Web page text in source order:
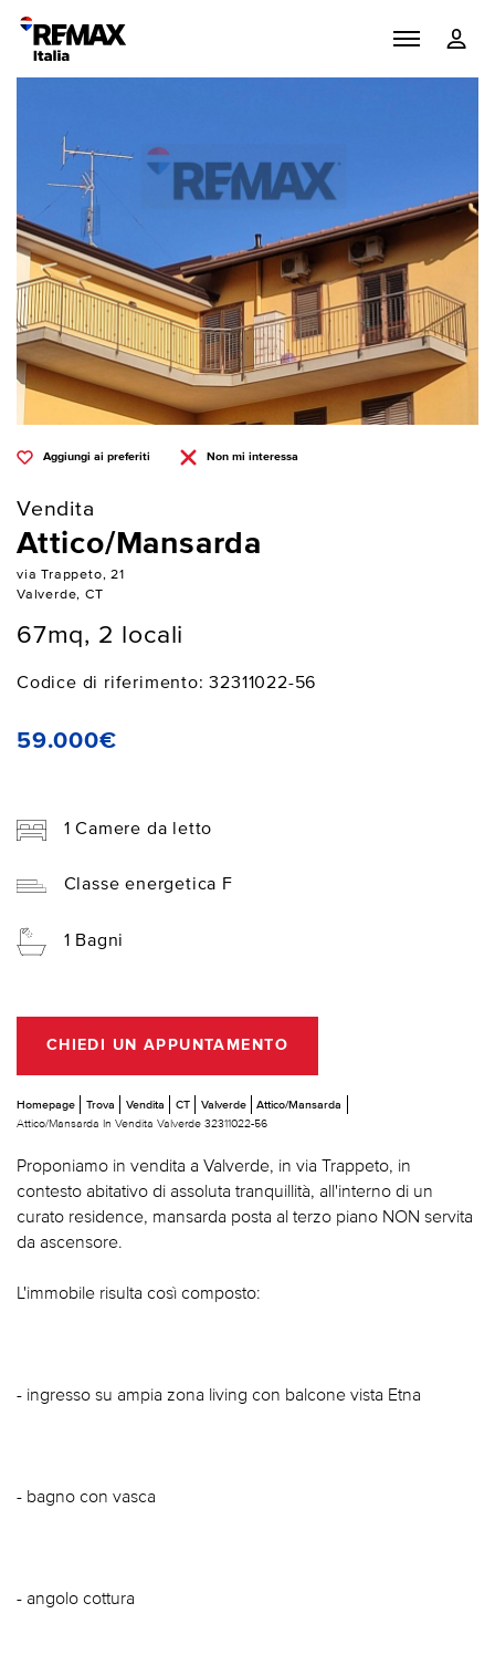
Aggiungi ai preferiti Non mi interessa
Vendita
Attico/Mansarda
via Trappeto, 21
Valverde, CT
67mq, 2 locali
Codice di riferimento: 32311022-56
59.000€
1 Camere da letto
Classe energetica F
1 Bagni
CHIEDI UN APPUNTAMENTO
Homepage Trova Vendita CT Valverde
Attico/Mansarda
Attico/Mansarda In Vendita Valverde 32311022-56
Proponiamo in vendita a Valverde, in via Trappeto, in
contesto abitativo di assoluta tranquillità, all'interno di un
curato residence, mansarda posta al terzo piano NON servita
da ascensore.
L'immobile risulta così composto:
- ingresso su ampia zona living con balcone vista Etna
- bagno con vasca
- angolo cottura